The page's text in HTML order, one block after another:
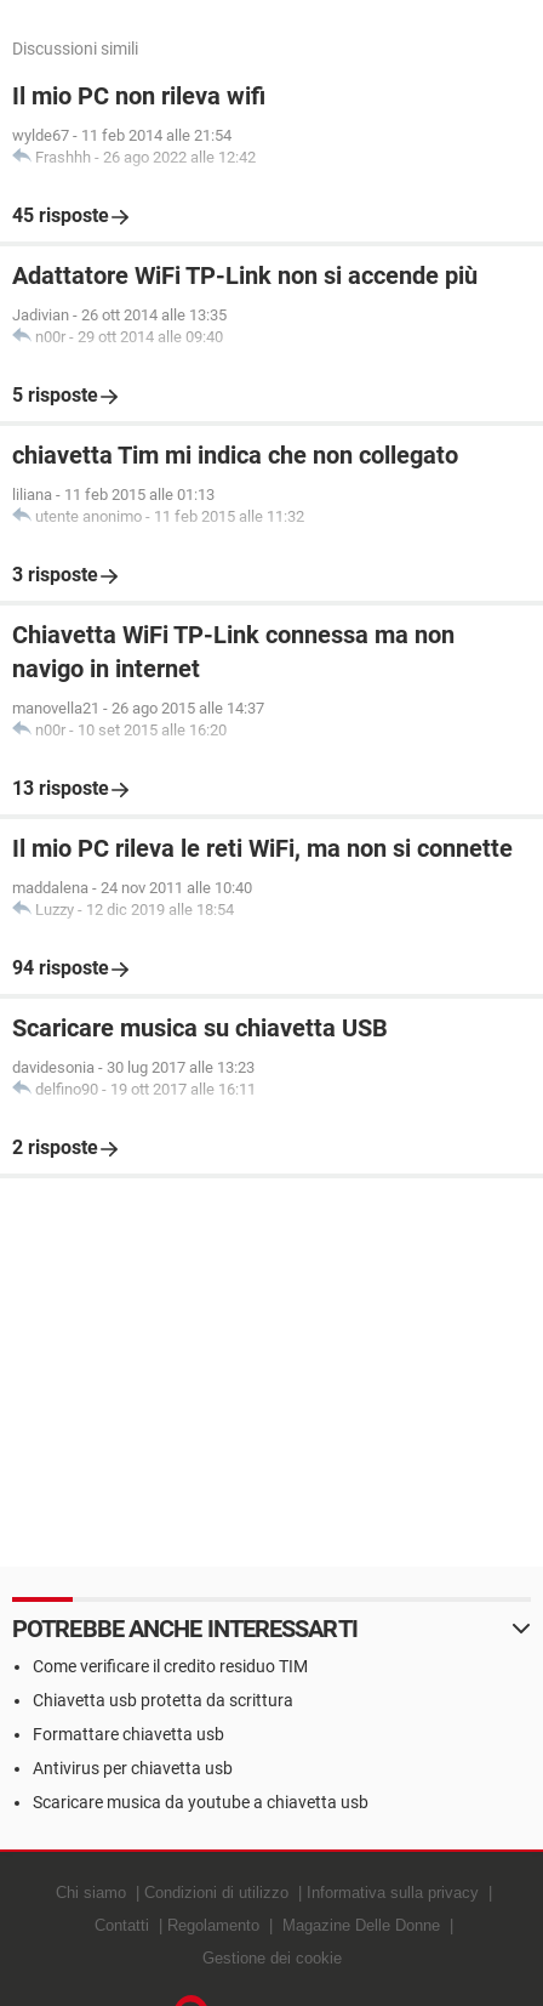
Discussioni simili
Il mio PC non rileva wifi
wylde67 - 11 feb 2014 alle 21:54
Frashhh - 26 ago 2022 alle 12:42
45 risposte
Adattatore WiFi TP-Link non si accende più
Jadivian - 26 ott 2014 alle 13:35
n00r - 29 ott 2014 alle 09:40
5 risposte
chiavetta Tim mi indica che non collegato
liliana - 11 feb 2015 alle 01:13
utente anonimo - 11 feb 2015 alle 11:32
3 risposte
Chiavetta WiFi TP-Link connessa ma non
navigo in internet
manovella21 - 26 ago 2015 alle 14:37
n00r - 10 set 2015 alle 16:20
13 risposte
Il mio PC rileva le reti WiFi, ma non si connette
maddalena - 24 nov 2011 alle 10:40
Luzzy - 12 dic 2019 alle 18:54
94 risposte
Scaricare musica su chiavetta USB
davidesonia - 30 lug 2017 alle 13:23
delfino90 - 19 ott 2017 alle 16:11
2 risposte
POTREBBE ANCHE INTERESSARTI
Come verificare il credito residuo TIM
Chiavetta usb protetta da scrittura
Formattare chiavetta usb
Antivirus per chiavetta usb
Scaricare musica da youtube a chiavetta usb
Chi siamo Condizioni di utilizzo
Informativa sulla privacy
Contatti
Regolamento
Magazine Delle Donne
Gestione dei cookie